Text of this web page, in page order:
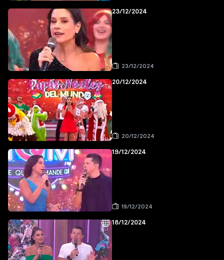
23/12/2024
23/12/2024
20/12/2024
20/12/2024
19/12/2024
19/12/2024
18/12/2024